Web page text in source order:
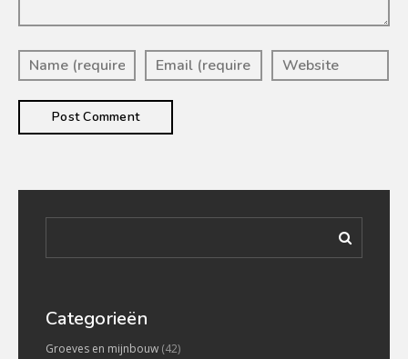
Categorieën
Groeves en mijnbouw (42)